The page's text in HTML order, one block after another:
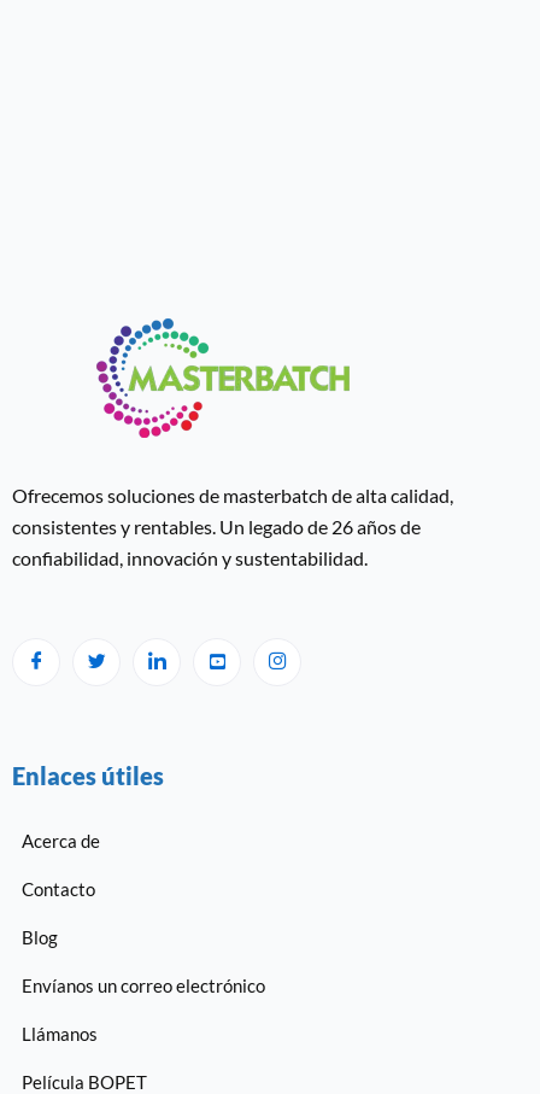
Ofrecemos soluciones de masterbatch de alta calidad,
consistentes y rentables. Un legado de 26 años de
confiabilidad, innovación y sustentabilidad.
Enlaces útiles
Acerca de
Contacto
Blog
Envíanos un correo electrónico
Llámanos
Película BOPET